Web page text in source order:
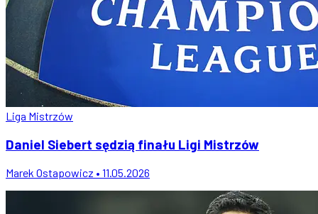
Liga Mistrzów
Daniel Siebert sędzią finału Ligi Mistrzów
Marek Ostapowicz • 11.05.2026